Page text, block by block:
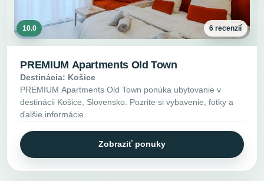
10.0 6 recenzií
PREMIUM Apartments Old Town
Destinácia: Košice
PREMIUM Apartments Old Town ponúka ubytovanie v
destinácii Košice, Slovensko. Pozrite si vybavenie, fotky a
ďalšie informácie.
Zobraziť ponuky